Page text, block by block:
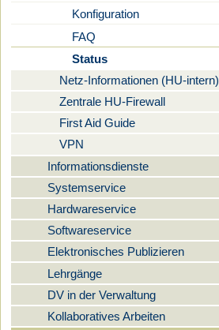
Konfiguration
FAQ
Status
Netz-Informationen (HU-intern)
Zentrale HU-Firewall
First Aid Guide
VPN
Informationsdienste
Systemservice
Hardwareservice
Softwareservice
Elektronisches Publizieren
Lehrgänge
DV in der Verwaltung
Kollaboratives Arbeiten